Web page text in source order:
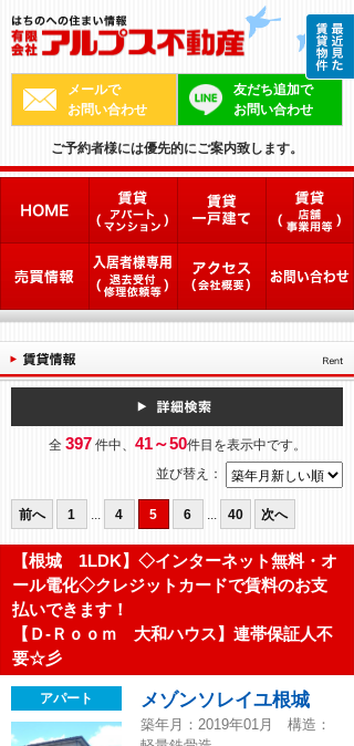
メールで
お問い合わせ
友だち追加で
お問い合わせ
ご予約者様には優先的にご案内致します。
全 397件中、 41～50件目を表示中です。
並び替え：
前へ 1 ... 4 5 6 ... 40 次へ
【根城 1LDK】◇インターネット無料・オ
ール電化◇クレジットカードで賃料のお支
払いできます！
【Ｄ-Ｒｏｏｍ 大和ハウス】連帯保証人不
要☆彡
アパート メゾンソレイユ根城
築年月：2019年01月 構造：